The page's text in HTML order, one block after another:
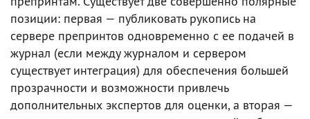
позиции: первая — публиковать рукопись на
сервере препринтов одновременно с ее подачей в
журнал (если между журналом и сервером
существует интеграция) для обеспечения большей
прозрачности и возможности привлечь
дополнительных экспертов для оценки, а вторая —